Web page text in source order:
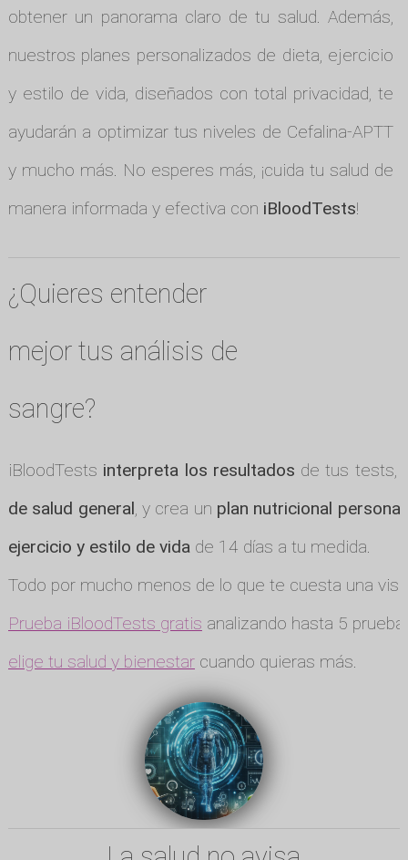
obtener un panorama claro de tu salud. Además,
nuestros planes personalizados de dieta, ejercicio
y estilo de vida, diseñados con total privacidad, te
ayudarán a optimizar tus niveles de Cefalina-APTT
y mucho más. No esperes más, ¡cuida tu salud de
manera informada y efectiva con iBloodTests!
¿Quieres entender
mejor tus análisis de
sangre?
iBloodTests interpreta los resultados de tus tests,
de salud general, y crea un plan nutricional
ejercicio y estilo de vidade 14 días a tu medida.
Todo por mucho menos de lo que te cuesta una
Prueba iBloodTests gratis analizando hasta 5
elige tu salud y bienestarcuando quieras más.